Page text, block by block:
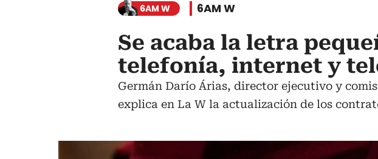
6AM W 6AM W
Se acaba la letra
telefonía, internet y
Germán Darío Árias, director ejecutivo y
explica en La W la actualización de los